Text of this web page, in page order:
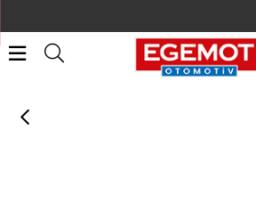
LIQUI MOLY Marine 4T Motor Yağı 10W-40 5 l (25013)